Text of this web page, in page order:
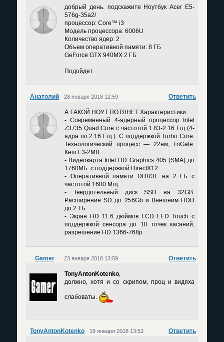
добрый день. подскажите Ноутбук Acer E5-
576g-35a2/
процессор: Core™ i3
Модель процессора: 6006U
Количество ядер: 2
Объем оперативной памяти: 8 ГБ
GeForce GTX 940MX 2 ГБ
Подойдет
Анатолий Ответить
28 января 2018 12:59
А ТАКОЙ НОУТ ПОТЯНЕТ Характеристики:
- Современный 4-ядерный процессор Intel
Z3735 Quad Core с частотой 1.83-2.16 Ггц.(4-
ядра по 2.16 Ггц.). С поддержкой Turbo Core.
Технологический процесс — 22нм, TriGate.
Кеш L3-2MB.
- Видеокарта Intel HD Graphics 405 (SMA) до
1760МБ. с поддержкой DirectX12.
- Оперативной памяти DDR3L на 2 ГБ с
частотой 1600 Мгц.
- Твердотельный диск SSD на 32GB.
Расширение SD до 256Gb и Внешним HDD
до 2 ТБ.
- Экран HD 11.6 дюймов LCD LED Touch с
поддержкой сенсора до 10 точек касаний,
разрешение HD 1366-768p
Gamer Ответить
23 января 2018 13:59
TonyAntonKotenko,
должно, хотя и со скрипом, проц и видяха
слабоваты.
TonyAntonKotenko Ответить
19 января 2018 13:52